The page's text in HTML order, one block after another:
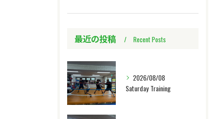
最近の投稿 Recent Posts
2026/08/08
Saturday Training